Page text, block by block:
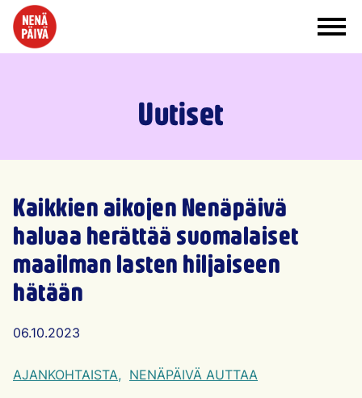
Siirry sisältöön
Uutiset
Kaikkien aikojen Nenäpäivä
haluaa herättää suomalaiset
maailman lasten hiljaiseen
hätään
Artikkelin julkaisu päivämäärä
06.10.2023
AJANKOHTAISTA NENÄPÄIVÄ AUTTAA